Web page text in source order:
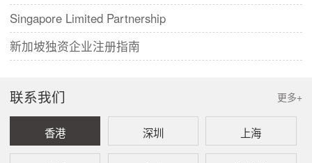
Singapore Limited Partnership
新加坡独资企业注册指南
更多+
联系我们
香港 深圳 上海